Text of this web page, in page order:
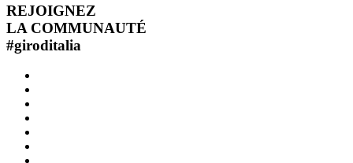
REJOIGNEZ
LA COMMUNAUTÉ
#giroditalia